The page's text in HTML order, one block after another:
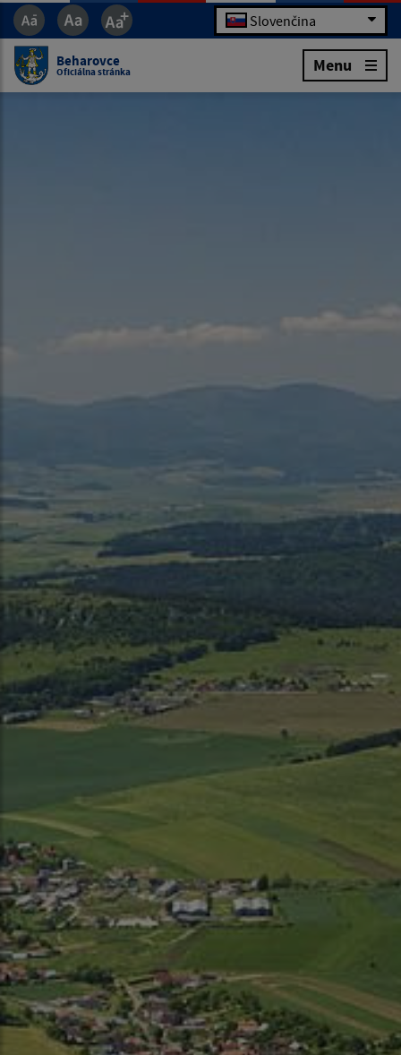
Slovenčina
Beharovce
Oficiálna stránka Menu